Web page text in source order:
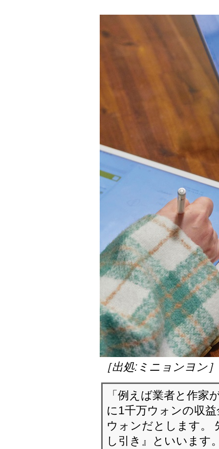
［出処:ミニョンヨン］
「例えば業者と作家
に1千万ウォンの収
ウォンだとします。
し引き』といいます